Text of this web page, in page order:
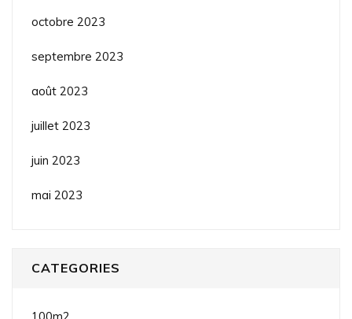
octobre 2023
septembre 2023
août 2023
juillet 2023
juin 2023
mai 2023
CATEGORIES